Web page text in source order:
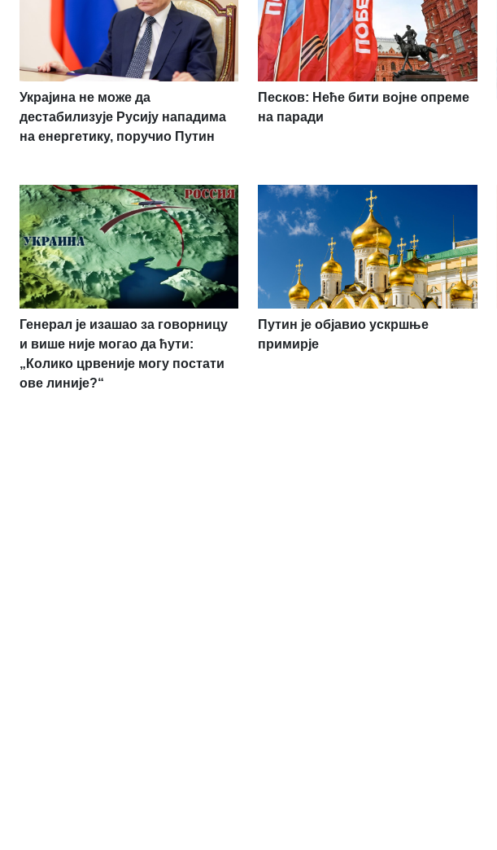
Украјина не може да
дестабилизује Русију нападима
на енергетику, поручио Путин
Песков: Неће бити војне опреме
на паради
Генерал је изашао за говорницу
и више није могао да ћути:
„Колико црвеније могу постати
ове линије?“
Путин је објавио ускршње
примирје